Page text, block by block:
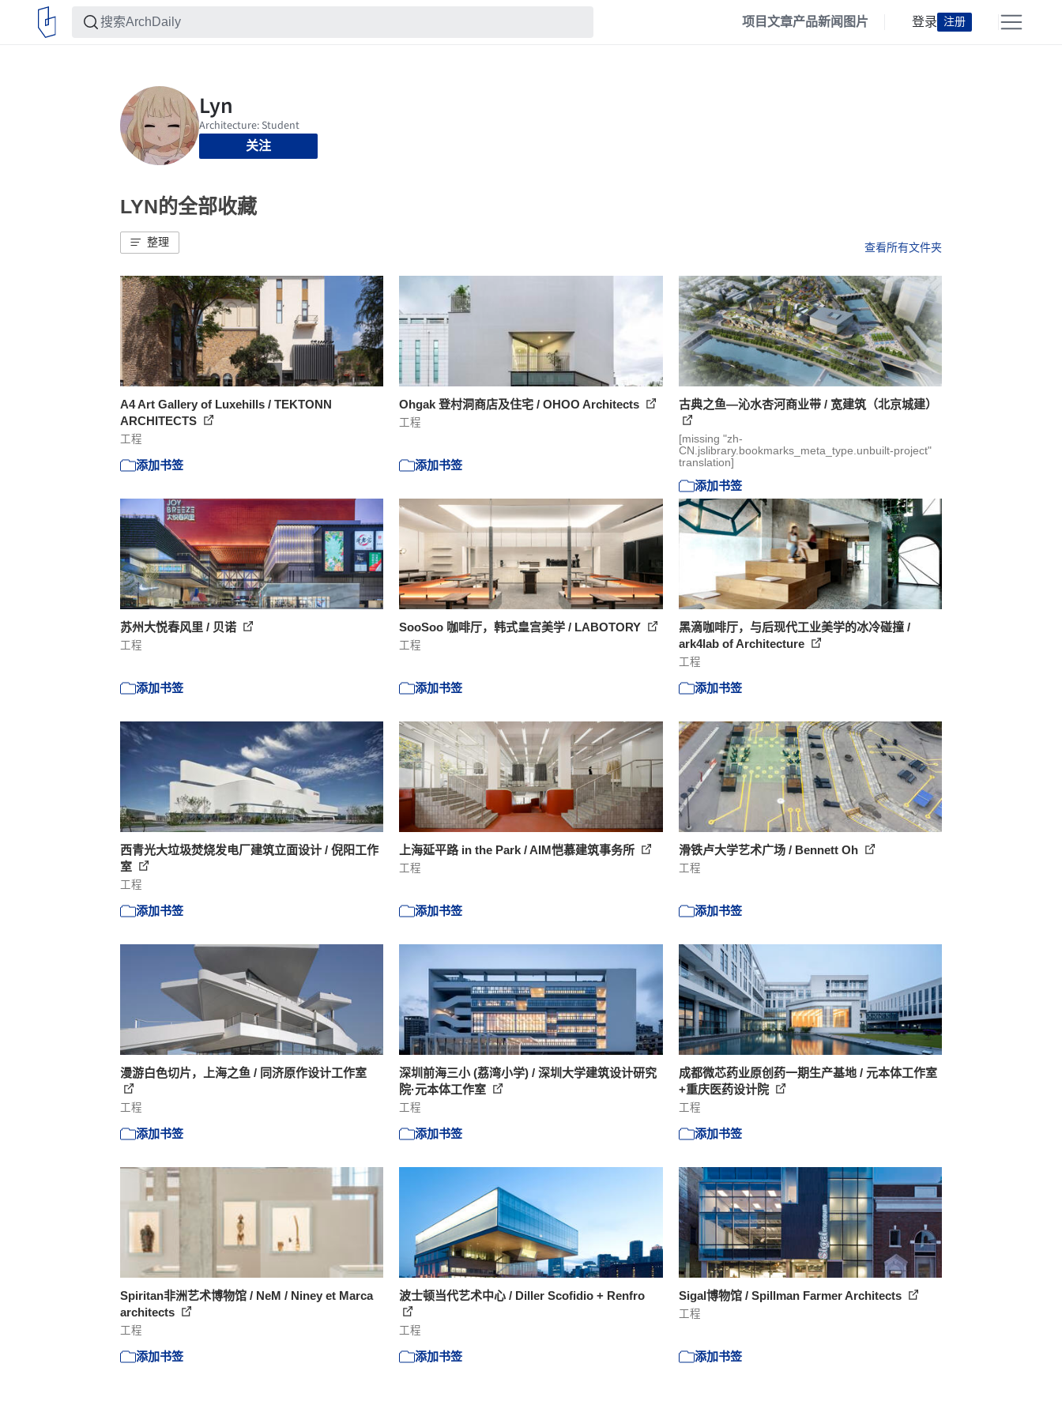
项目文章产品新闻 图片 登录 注册
关注
LYN的全部收藏
整理 查看所有文件夹
A4 Art Gallery of Luxehills / TEKTONN
ARCHITECTS
工程
添加书签
Ohgak 登村洞商店及住宅 / OHOO Architects
工程
添加书签
古典之鱼—沁水杏河商业带 / 宽建筑（北京城建）
[missing "zh-
CN.jslibrary.bookmarks_meta_type.unbuilt-project"
translation]
添加书签
苏州大悦春风里 / 贝诺
工程
添加书签
SooSoo 咖啡厅，韩式皇宫美学 / LABOTORY
工程
添加书签
黑滴咖啡厅，与后现代工业美学的冰冷碰撞 /
ark4lab of Architecture
工程
添加书签
西青光大垃圾焚烧发电厂建筑立面设计 / 倪阳工作
室
工程
添加书签
上海延平路 in the Park / AIM恺慕建筑事务所
工程
添加书签
滑铁卢大学艺术广场 / Bennett Oh
工程
添加书签
漫游白色切片，上海之鱼 / 同济原作设计工作室
工程
添加书签
深圳前海三小 (荔湾小学) / 深圳大学建筑设计研究
院·元本体工作室
工程
添加书签
成都微芯药业原创药一期生产基地 / 元本体工作室
+重庆医药设计院
工程
添加书签
Spiritan非洲艺术博物馆 / NeM / Niney et Marca
architects
工程
添加书签
波士顿当代艺术中心 / Diller Scofidio + Renfro
工程
添加书签
Sigal博物馆 / Spillman Farmer Architects
工程
添加书签